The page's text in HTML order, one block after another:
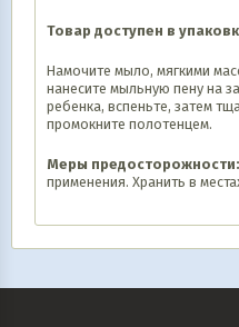
Товар доступен в
Намочите мыло, мягкими
нанесите мыльную пену на
ребенка, вспеньте, затем
промокните полотенцем.
Меры предосторожности:
применения. Хранить в